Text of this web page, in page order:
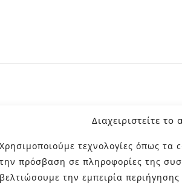
Διαχειριστείτε
Χρησιμοποιούμε τεχνολογίες όπως τα
την πρόσβαση σε πληροφορίες της
βελτιώσουμε την εμπειρία
ένα διακοσμητικό κεραμικό πάνελ
στον χώρο. Το ιδιαίτερο